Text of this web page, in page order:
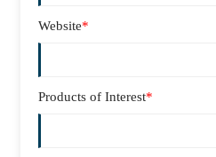
Website*
Products of Interest*